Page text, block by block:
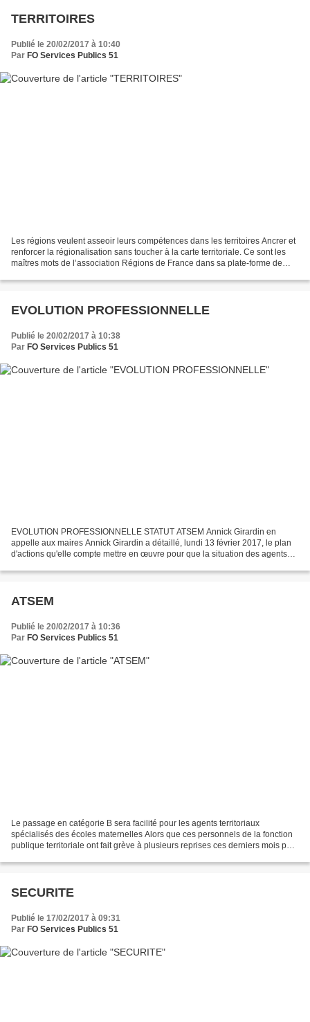
TERRITOIRES
Publié le 20/02/2017 à 10:40
Par FO Services Publics 51
Les régions veulent asseoir leurs compétences dans les territoires Ancrer et
renforcer la régionalisation sans toucher à la carte territoriale. Ce sont les
maîtres mots de l’association Régions de France dans sa plate-forme de
EVOLUTION PROFESSIONNELLE
Publié le 20/02/2017 à 10:38
Par FO Services Publics 51
EVOLUTION PROFESSIONNELLE STATUT ATSEM Annick Girardin en
appelle aux maires Annick Girardin a détaillé, lundi 13 février 2017, le plan
d'actions qu'elle compte mettre en œuvre pour que la situation des agents
ATSEM
Publié le 20/02/2017 à 10:36
Par FO Services Publics 51
Le passage en catégorie B sera facilité pour les agents territoriaux
spécialisés des écoles maternelles Alors que ces personnels de la fonction
publique territoriale ont fait grève à plusieurs reprises ces derniers mois pour
SECURITE
Publié le 17/02/2017 à 09:31
Par FO Services Publics 51